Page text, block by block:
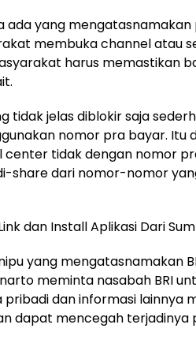
ada yang
membuka channel atau
harus memastikan
tidak jelas diblokir saja
nomor pra bayar. Itu
tidak dengan nomor
share dari nomor-nomor
dan Install Aplikasi Dari
yang mengatasnamakan
meminta nasabah BRI
dan informasi lainnya
dapat mencegah terjadinya